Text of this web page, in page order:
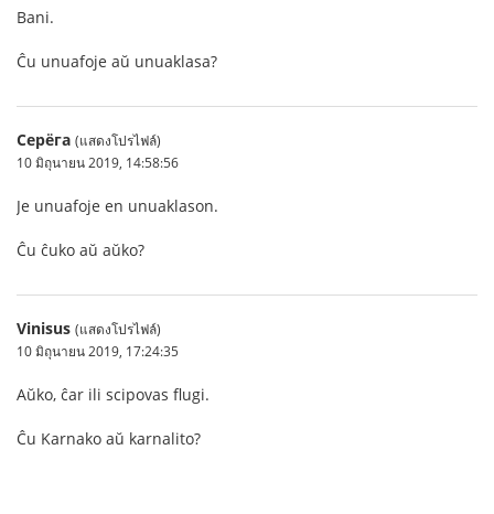
Bani.
Ĉu unuafoje aŭ unuaklasa?
Серёга (แสดงโปรไฟล์)
10 มิถุนายน 2019, 14:58:56
Je unuafoje en unuaklason.
Ĉu ĉuko aŭ aŭko?
Vinisus (แสดงโปรไฟล์)
10 มิถุนายน 2019, 17:24:35
Aŭko, ĉar ili scipovas flugi.
Ĉu Karnako aŭ karnalito?